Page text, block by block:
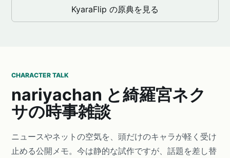
KyaraFlip の原典を見る
CHARACTER TALK
nariyachan と綺羅宮ネク
サの時事雑談
ニュースやネットの空気を、頭だけのキャラが軽く受け
止める公開メモ。今は静的な試作ですが、話題を差し替